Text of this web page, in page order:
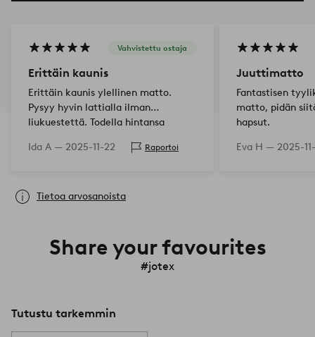
Vahvistettu ostaja
Erittäin kaunis
Erittäin kaunis ylellinen matto.
Pysyy hyvin lattialla ilman
liukuestettä. Todella hintansa
Ida A — 2025-11-22 Raportoi
Juuttimatto
Fantastisen
matto, pidän
hapsut.
Eva H — 2025-
Tietoa arvosanoista
Share your favourites
#jotex
Tutustu tarkemmin